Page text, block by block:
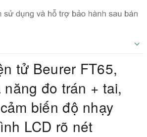
tử Beurer FT65,
năng đo trán + tai,
biến độ nhạy
LCD rõ nét